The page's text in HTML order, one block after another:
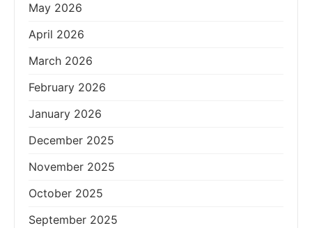
May 2026
April 2026
March 2026
February 2026
January 2026
December 2025
November 2025
October 2025
September 2025